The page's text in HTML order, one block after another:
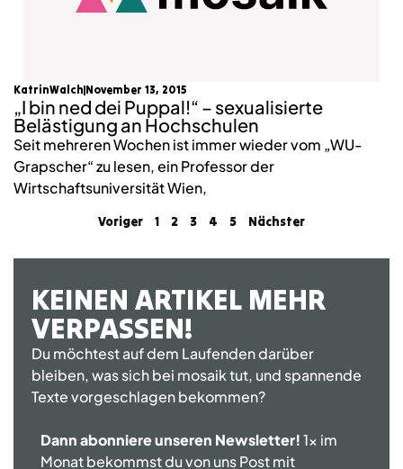
KatrinWalch November 13, 2015
„I bin ned dei Puppal!“ – sexualisierte
Belästigung an Hochschulen
Seit mehreren Wochen ist immer wieder vom „WU-
Grapscher“ zu lesen, ein Professor der
Wirtschaftsuniversität Wien,
Voriger 1 2 3 4 5 Nächster
KEINEN ARTIKEL MEHR
VERPASSEN!
Du möchtest auf dem Laufenden darüber
bleiben, was sich bei mosaik tut, und spannende
Texte vorgeschlagen bekommen?
Dann abonniere unseren Newsletter!1x im
Monat bekommst du von uns Post mit